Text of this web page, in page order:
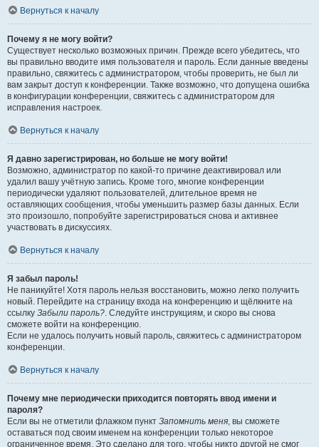
Вернуться к началу
Почему я не могу войти?
Существует несколько возможных причин. Прежде всего убедитесь, что
вы правильно вводите имя пользователя и пароль. Если данные введены
правильно, свяжитесь с администратором, чтобы проверить, не был ли
вам закрыт доступ к конференции. Также возможно, что допущена ошибка
в конфигурации конференции, свяжитесь с администратором для
исправления настроек.
Вернуться к началу
Я давно зарегистрирован, но больше не могу войти!
Возможно, администратор по какой-то причине деактивировал или
удалил вашу учётную запись. Кроме того, многие конференции
периодически удаляют пользователей, длительное время не
оставляющих сообщения, чтобы уменьшить размер базы данных. Если
это произошло, попробуйте зарегистрироваться снова и активнее
участвовать в дискуссиях.
Вернуться к началу
Я забыл пароль!
Не паникуйте! Хотя пароль нельзя восстановить, можно легко получить
новый. Перейдите на страницу входа на конференцию и щёлкните на
ссылку Забыли пароль?. Следуйте инструкциям, и скоро вы снова
сможете войти на конференцию.
Если не удалось получить новый пароль, свяжитесь с администратором
конференции.
Вернуться к началу
Почему мне периодически приходится повторять ввод имени и
пароля?
Если вы не отметили флажком пункт Запомнить меня, вы сможете
оставаться под своим именем на конференции только некоторое
ограниченное время. Это сделано для того, чтобы никто другой не смог